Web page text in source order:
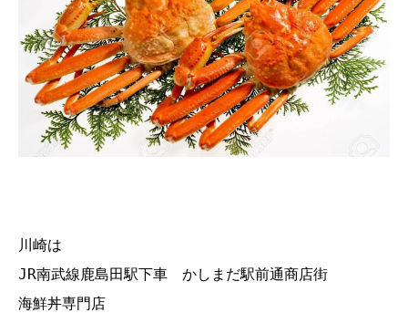
川崎は
JR南武線鹿島田駅下車 かしまだ駅前通商店街
海鮮丼専門店